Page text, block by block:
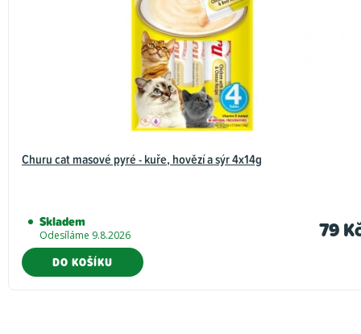
Churu cat masové pyré - kuře, hovězí a sýr 4x14g
Skladem
Odesíláme 9.8.2026 79
DO KOŠÍKU